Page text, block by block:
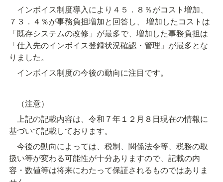
インボイス制度導入により４５．８％がコスト増加、
７３．４％が事務負担増加と回答し、 増加したコストは
「既存システムの改修」が最多で、増加した事務負担は
「仕入先のインボイス登録状況確認・管理」が最多とな
りました。
インボイス制度の今後の動向に注目です。
（注意）
上記の記載内容は、令和７年１２月８日現在の情報に
基づいて記載しております。
今後の動向によっては、税制、関係法令等、税務の取
扱い等が変わる可能性が十分ありますので、記載の内
容・数値等は将来にわたって保証されるものではありま